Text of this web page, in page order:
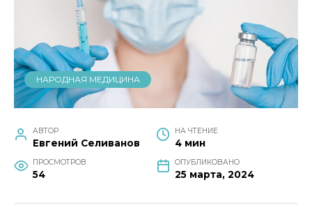
НАРОДНАЯ МЕДИЦИНА
АВТОР
Евгений Селиванов
НА ЧТЕНИЕ
4 мин
ПРОСМОТРОВ
54
ОПУБЛИКОВАНО
25 марта, 2024